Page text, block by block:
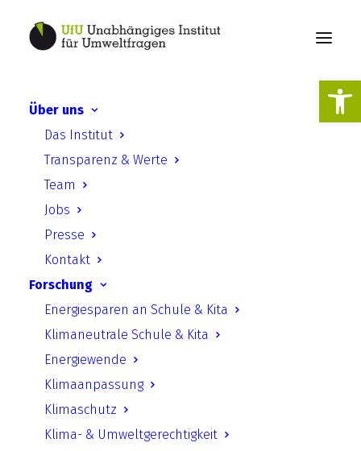
Über uns
Das Institut
Transparenz & Werte
Team
Jobs
Presse
Kontakt
Forschung
Energiesparen an Schule & Kita
Klimaneutrale Schule & Kita
Energiewende
Klimaanpassung
Klimaschutz
Klima- & Umweltgerechtigkeit
Bürger- und
zivilgesellschaftlich
angestoßene Entsiegelung
im öffentlichen Raum - Was
ist möglich & wie angehen?
Bürger- und zivilgesellschaftlich
angestoßene Entsiegelung im
öffentlichen Raum